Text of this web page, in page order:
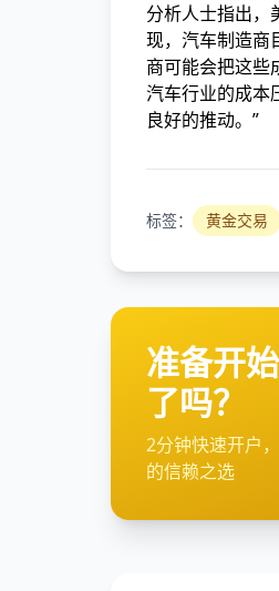
分析人士指出，
现，汽车制造商
商可能会把这些
汽车行业的成本
良好的推动。”
标签： 黄金交易
准备开
了吗？
2分钟快速开户
的信赖之选